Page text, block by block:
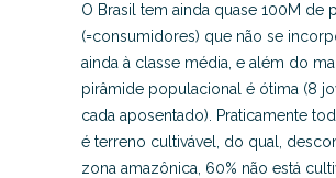
O Brasil tem ainda quase 100M de
(=consumidores) que não se
ainda à classe média, e além do
pirâmide populacional é ótima (8
cada aposentado). Praticamente
é terreno cultivável, do qual,
zona amazônica, 60% não está